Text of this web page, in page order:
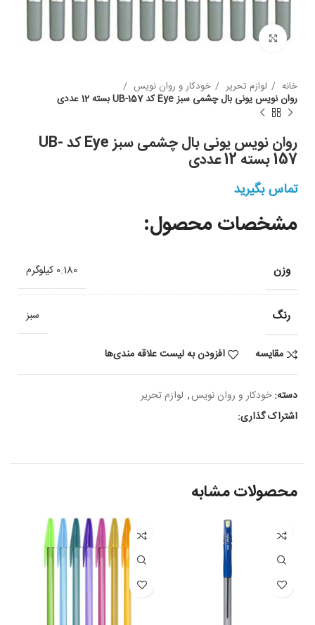
بزرگنمایی
خانه لوازم تحریر
خودکار و روان نویس
روان نویس یونی بال چشمی سبز Eye کد UB-157 بسته 12 عددی
روان نویس یونی بال چشمی سبز Eye کد UB-
157 بسته 12 عددی
تماس بگیرید
مشخصات محصول:
وزن 0.180 کیلوگرم
رنگ سبز
مقایسه افزودن به لیست علاقه مندی‌ها
دسته: خودکار و روان نویس, لوازم تحریر
اشتراک گذاری:
محصولات مشابه